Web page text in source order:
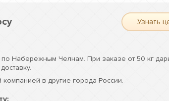
Узнать
Набережным Челнам. При заказе от 50 кг
компанией в другие города России.